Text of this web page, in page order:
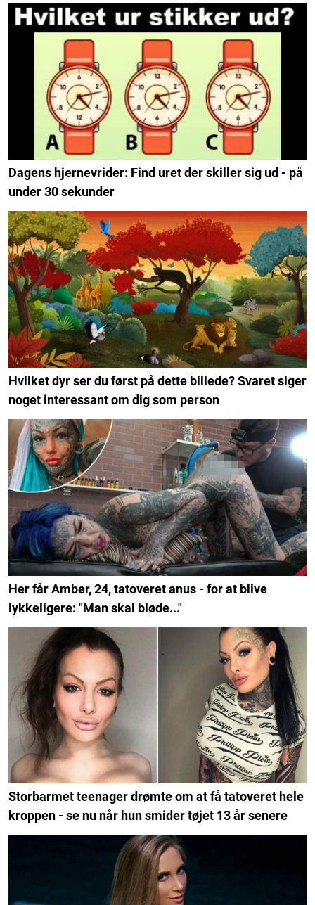
Dagens hjernevrider: Find uret der skiller sig ud - på
under 30 sekunder
Hvilket dyr ser du først på dette billede? Svaret siger
noget interessant om dig som person
Her får Amber, 24, tatoveret anus - for at blive
lykkeligere: "Man skal bløde..."
Storbarmet teenager drømte om at få tatoveret hele
kroppen - se nu når hun smider tøjet 13 år senere